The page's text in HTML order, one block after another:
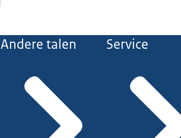
Andere talen Service